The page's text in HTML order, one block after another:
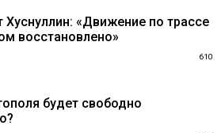
«Движение по трассе
восстановлено»
610
будет свободно